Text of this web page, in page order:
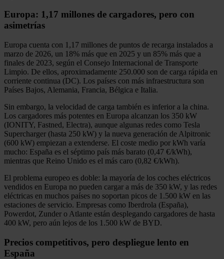
Europa: 1,17 millones de cargadores, pero con
asimetrías
Europa cuenta con 1,17 millones de puntos de recarga instalados a
marzo de 2026, un 18% más que en 2025 y un 85% más que a
finales de 2023, según el Consejo Internacional de Transporte
Limpio. De ellos, aproximadamente 250.000 son de carga rápida en
corriente continua (DC). Los países con más infraestructura son
Países Bajos, Alemania, Francia, Bélgica e Italia.
Sin embargo, la velocidad de carga también es inferior a la china.
Los cargadores más potentes en Europa alcanzan los 350 kW
(IONITY, Fastned, Electra), aunque algunas redes como Tesla
Supercharger (hasta 250 kW) y la nueva generación de Alpitronic
(600 kW) empiezan a extenderse. El coste medio por kWh varía
mucho: España es el séptimo país más barato (0,47 €/kWh),
mientras que Reino Unido es el más caro (0,82 €/kWh).
El problema europeo es doble: la mayoría de los coches eléctricos
vendidos en Europa no pueden cargar a más de 350 kW, y las redes
eléctricas en muchos países no soportan picos de 1.500 kW en las
estaciones de servicio. Empresas como Iberdrola (España),
Powerdot, Zunder o Atlante están desplegando cargadores de hasta
400 kW, pero aún lejos de los 1.500 kW de BYD.
Precios competitivos, pero despliegue lento en
España